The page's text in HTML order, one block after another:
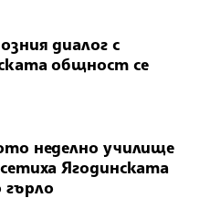
диалог с
общност се
неделно училище
Ягодинската